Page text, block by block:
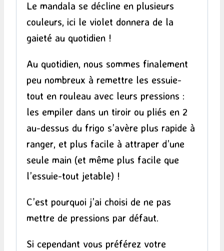
Le mandala se décline en plusieurs
couleurs, ici le violet donnera de la
gaieté au quotidien !
Au quotidien, nous sommes finalement
peu nombreux à remettre les essuie-
tout en rouleau avec leurs pressions :
les empiler dans un tiroir ou pliés en 2
au-dessus du frigo s’avère plus rapide à
ranger, et plus facile à attraper d’une
seule main (et même plus facile que
l’essuie-tout jetable) !
C’est pourquoi j’ai choisi de ne pas
mettre de pressions par défaut.
Si cependant vous préférez votre